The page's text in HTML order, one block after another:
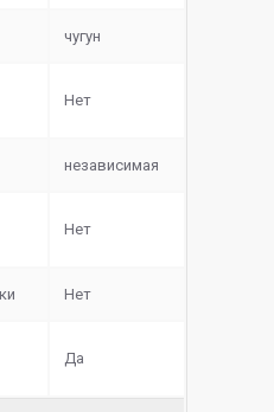
чугун
Нет
независимая
Нет
Нет
Да